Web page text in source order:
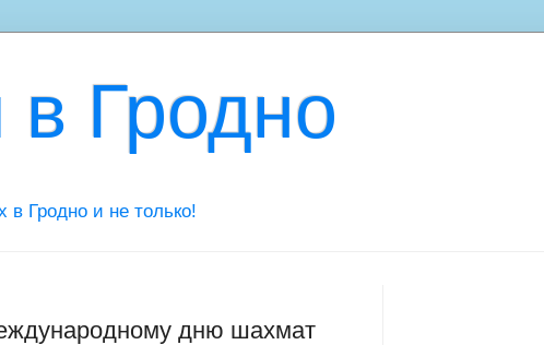
Гродно
в Гродно и не только!
дню шахмат